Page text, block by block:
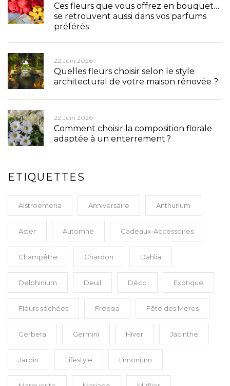
Ces fleurs que vous offrez en bouquet…
se retrouvent aussi dans vos parfums
préférés
22 Juin 2026
Quelles fleurs choisir selon le style
architectural de votre maison rénovée ?
22 Juin 2026
Comment choisir la composition florale
adaptée à un enterrement ?
ETIQUETTES
Alstroemeria Anniversaire Anthurium
Aster Automne Cadeaux-Accessoires
Champêtre Chardon Dahlia
Delphinium Deuil Déco Exotique
Fleurs séchées Freesia Fête des Mères
Gerbera Germini Hiver Jacinthe
Jardin Lifestyle Limonium